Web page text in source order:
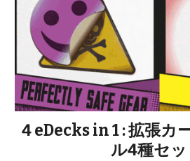
4 eDecks in 1 : 拡張カ
ル4種セッ